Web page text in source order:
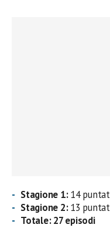
Stagione 1:14
Stagione 2:13
Totale: 27 episodi